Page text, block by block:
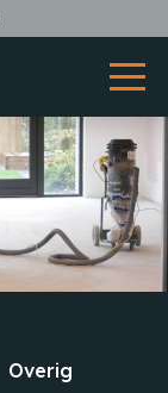
Overig